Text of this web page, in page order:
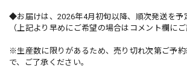
◆お届けは、2026年4月初旬以降、順次発送を予
（上記より早めにご希望の場合はコメント欄にご
※生産数に限りがあるため、売り切れ次第ご予
で、ご了承ください。